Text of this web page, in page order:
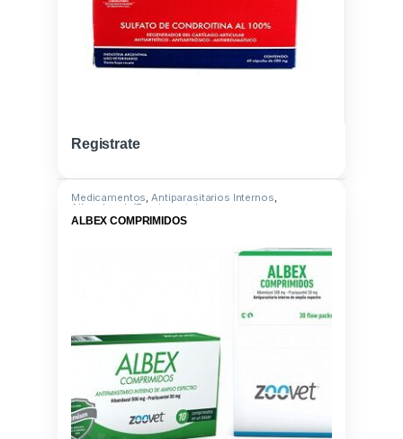
Registrate
Medicamentos,Antiparasitarios Internos,
Albendazole/Praziquantel
ALBEX COMPRIMIDOS